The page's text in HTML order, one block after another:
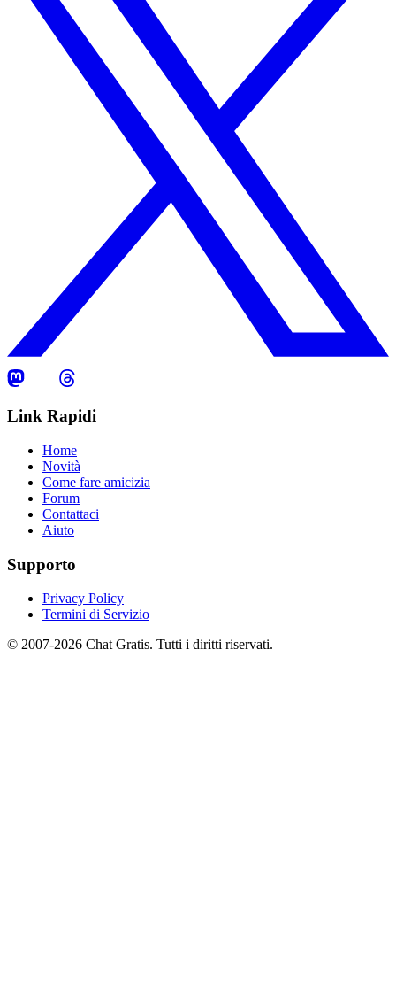
Link Rapidi
Home
Novità
Come fare amicizia
Forum
Contattaci
Aiuto
Supporto
Privacy Policy
Termini di Servizio
© 2007-2026 Chat Gratis. Tutti i diritti riservati.